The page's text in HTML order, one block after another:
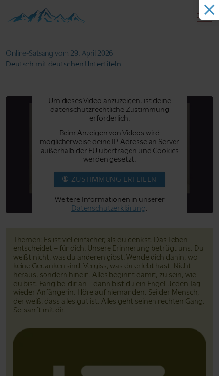
Online-Satsang vom 29. April 2026
Deutsch mit deutschen Untertiteln.
Um dieses Video anzuzeigen, ist deine
datenschutzrechtliche Zustimmung
erforderlich.
Beim Anzeigen von Videos wird
möglicherweise deine IP-Adresse an Server
außerhalb der EU übertragen und Cookies
werden gesetzt.
ZUSTIMMUNG ERTEILEN
Weitere Informationen in unserer
Datenschutzerklärung.
Themen: Es ist viel einfacher, als du denkst. Das Leben
entscheidet – für dich. Unsere Erinnerung betrügt uns. Du
weißt nicht, was du anderen gibst. Wende dich dahin, wo
keine Gedanken sind. Vergiss, was du erlebt hast. Nicht
heraus, sondern hinein. Alles beginnt damit, zu sein, wie
du bist. Fang bei dir an – dann bist du ein Engel. Jeden Tag
wieder Anfängerin. Höre auf niemanden. Sei der Mensch,
der weiß, dass alles gut ist. Alles geht seinen rechten Gang.
Sei sanft mit dir.